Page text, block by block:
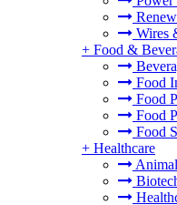
Wires
+ Food &
Food
Food
Food
Food
+ Healthcare